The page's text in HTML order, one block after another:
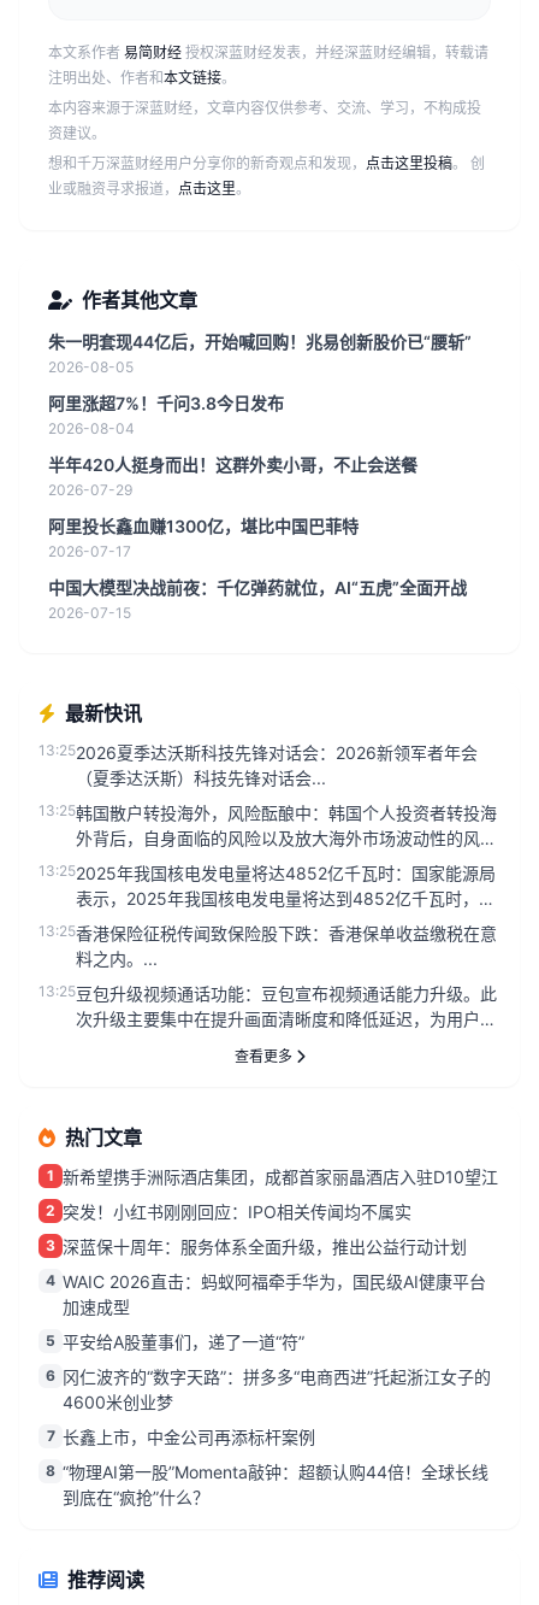
本文系作者 易简财经 授权深蓝财经发表，并经深蓝财经编辑，转载请
注明出处、作者和本文链接。
本内容来源于深蓝财经，文章内容仅供参考、交流、学习，不构成投
资建议。
想和千万深蓝财经用户分享你的新奇观点和发现， 点击这里投稿。 创
业或融资寻求报道， 点击这里。
作者其他文章
朱一明套现44亿后，开始喊回购！兆易创新股价已“腰斩”
2026-08-05
阿里涨超7%！千问3.8今日发布
2026-08-04
半年420人挺身而出！这群外卖小哥，不止会送餐
2026-07-29
阿里投长鑫血赚1300亿，堪比中国巴菲特
2026-07-17
中国大模型决战前夜：千亿弹药就位，AI“五虎”全面开战
2026-07-15
最新快讯
13:252026夏季达沃斯科技先锋对话会：2026新领军者年会
（夏季达沃斯）科技先锋对话会...
13:25韩国散户转投海外，风险酝酿中：韩国个人投资者转投海
外背后，自身面临的风险以及放大海外市场波动性的风险
都在酝酿中。...
13:252025年我国核电发电量将达4852亿千瓦时：国家能源局
表示，2025年我国核电发电量将达到4852亿千瓦时，同
比增长7...
13:25香港保险征税传闻致保险股下跌：香港保单收益缴税在意
料之内。...
13:25豆包升级视频通话功能：豆包宣布视频通话能力升级。此
次升级主要集中在提升画面清晰度和降低延迟，为用户提
供更流畅的沟通体验。...
查看更多
热门文章
1 新希望携手洲际酒店集团，成都首家丽晶酒店入驻D10望江
2 突发！小红书刚刚回应：IPO相关传闻均不属实
3 深蓝保十周年：服务体系全面升级，推出公益行动计划
4 WAIC 2026直击：蚂蚁阿福牵手华为，国民级AI健康平台
加速成型
5 平安给A股董事们，递了一道“符”
6 冈仁波齐的“数字天路”：拼多多“电商西进”托起浙江女子的
4600米创业梦
7 长鑫上市，中金公司再添标杆案例
8 “物理AI第一股”Momenta敲钟：超额认购44倍！全球长线
到底在“疯抢”什么？
推荐阅读